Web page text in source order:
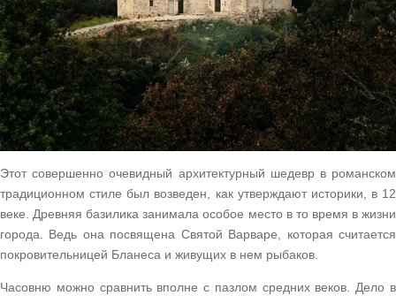
Этот совершенно очевидный архитектурный шедевр в романском
традиционном стиле был возведен, как утверждают историки, в 12
веке. Древняя базилика занимала особое место в то время в жизни
города. Ведь она посвящена Святой Варваре, которая считается
покровительницей Бланеса и живущих в нем рыбаков.
Часовню можно сравнить вполне с пазлом средних веков. Дело в